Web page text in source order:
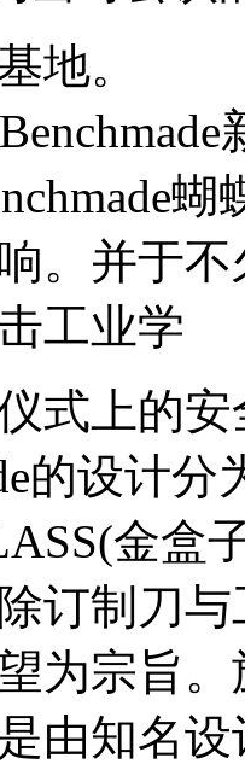
地。
。并于
工业学
式上的
设计分
金盒子
订制刀
为宗旨
由知名设